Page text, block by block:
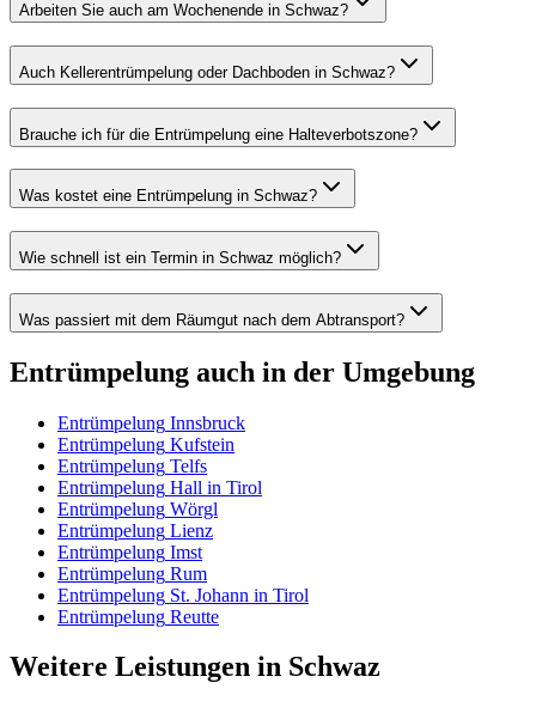
Arbeiten Sie auch am Wochenende in Schwaz?
Auch Kellerentrümpelung oder Dachboden in Schwaz?
Brauche ich für die Entrümpelung eine Halteverbotszone?
Was kostet eine Entrümpelung in Schwaz?
Wie schnell ist ein Termin in Schwaz möglich?
Was passiert mit dem Räumgut nach dem Abtransport?
Entrümpelung auch in der Umgebung
Entrümpelung Innsbruck
Entrümpelung Kufstein
Entrümpelung Telfs
Entrümpelung Hall in Tirol
Entrümpelung Wörgl
Entrümpelung Lienz
Entrümpelung Imst
Entrümpelung Rum
Entrümpelung St. Johann in Tirol
Entrümpelung Reutte
Weitere Leistungen in Schwaz